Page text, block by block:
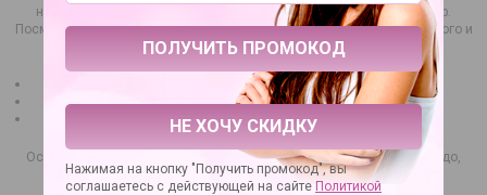
найдут у нас интересный для себя классический фаллоимитатор.
Посмотрите весь каталог или воспользуйтесь фильтрами для быстрого и
продуктивного поиска. Дилдо различаются:
по форме;
размеру (до 30 см в длину);
материалу изготовления и пр.
Особой популярностью неизменно пользуются классические дилдо,
имитирующие натуральный пенис:
НЕ ХОЧУ СКИДКУ
Нажимая на кнопку "Получить промокод", вы
соглашаетесь с действующей на сайте Политикой